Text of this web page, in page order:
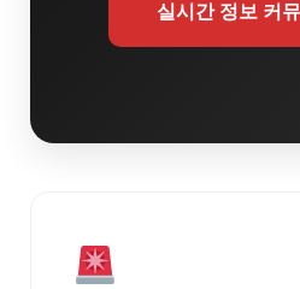
실시간 정보 커